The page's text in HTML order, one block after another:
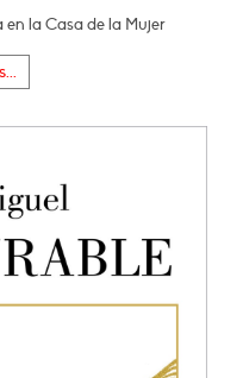
la Casa de la Mujer